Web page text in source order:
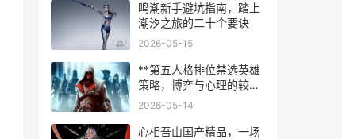
鸣潮新手避坑指南，踏上
潮汐之旅的二十个要诀
2026-05-15
**第五人格排位禁选英雄
策略，博弈与心理的较量
**
2026-05-14
心相吾山国产精品，一场